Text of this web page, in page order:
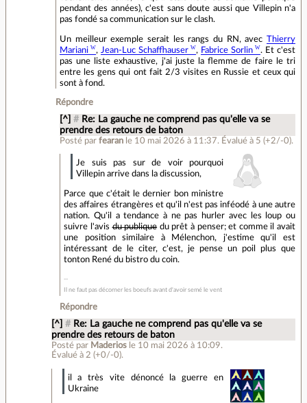
pendant des années), c'est sans doute aussi que Villepin n'a
pas fondé sa communication sur le clash.
Un meilleur exemple serait les rangs du RN, avec Thierry
Mariani
, Jean-Luc Schaffhauser , Fabrice Sorlin
. Et c'est
pas une liste exhaustive, j'ai juste la flemme de faire le tri
entre les gens qui ont fait 2/3 visites en Russie et ceux qui
sont à fond.
Répondre
[^] # Re: La gauche ne comprend pas qu'elle va se
prendre des retours de baton
Posté parfearan le 10 mai 2026 à 11:37. Évalué à 5 (+2/-0).
Je suis pas sur de voir pourquoi
Villepin arrive dans la discussion,
Parce que c'était le dernier bon ministre
des affaires étrangères et qu'il n'est pas inféodé à une autre
nation. Qu'il a tendance à ne pas hurler avec les loup ou
suivre l'avisdu publiquedu prêt à penser; et comme il avait
une position similaire à Mélenchon, j'estime qu'il est
intéressant de le citer, c'est, je pense un poil plus que
tonton René du bistro du coin.
Il ne faut pas décorner les boeufs avant d'avoir semé le vent
Répondre
[^] # Re: La gauche ne comprend pas qu'elle va se
prendre des retours de baton
Posté par Maderios le 10 mai 2026 à 10:09.
Évalué à 2 (+0/-0).
il a très vite dénoncé la guerre en
Ukraine